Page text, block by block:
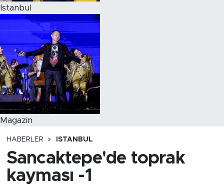
Istanbul
Magazin
HABERLER ISTANBUL
Sancaktepe'de toprak
kayması -1